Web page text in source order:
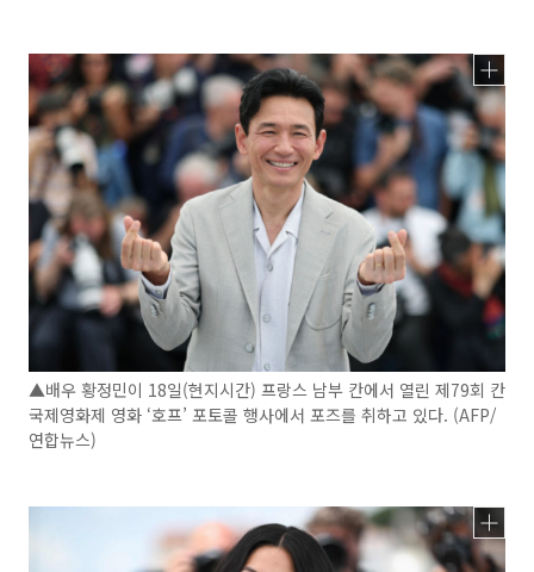
▲배우 황정민이 18일(현지시간) 프랑스 남부 칸에서 열린 제79회 칸
국제영화제 영화 ‘호프’ 포토콜 행사에서 포즈를 취하고 있다. (AFP/
연합뉴스)